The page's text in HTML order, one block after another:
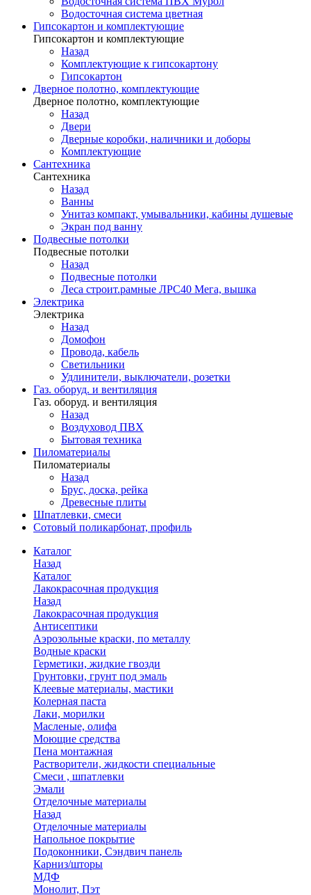
Водосточная система цветная
Гипсокартон и комплектующие
Гипсокартон и комплектующие
Назад
Комплектующие к гипсокартону
Гипсокартон
Дверное полотно, комплектующие
Дверное полотно, комплектующие
Назад
Двери
Дверные коробки, наличники и доборы
Комплектующие
Сантехника
Сантехника
Назад
Ванны
Унитаз компакт, умывальники, кабины душевые
Экран под ванну
Подвесные потолки
Подвесные потолки
Назад
Подвесные потолки
Леса строит.рамные ЛРС40 Мега, вышка
Электрика
Электрика
Назад
Домофон
Провода, кабель
Светильники
Удлинители, выключатели, розетки
Газ. оборуд. и вентиляция
Газ. оборуд. и вентиляция
Назад
Воздуховод ПВХ
Бытовая техника
Пиломатериалы
Пиломатериалы
Назад
Брус, доска, рейка
Древесные плиты
Шпатлевки, смеси
Сотовый поликарбонат, профиль
Каталог
Назад
Каталог
Лакокрасочная продукция
Назад
Лакокрасочная продукция
Антисептики
Аэрозольные краски, по металлу
Водные краски
Герметики, жидкие гвозди
Грунтовки, грунт под эмаль
Клеевые материалы, мастики
Колерная паста
Лаки, морилки
Масленые, олифа
Моющие средства
Пена монтажная
Растворители, жидкости специальные
Смеси , шпатлевки
Эмали
Отделочные материалы
Назад
Отделочные материалы
Напольное покрытие
Подоконники, Сэндвич панель
Карниз/шторы
МДФ
Монолит, Пэт